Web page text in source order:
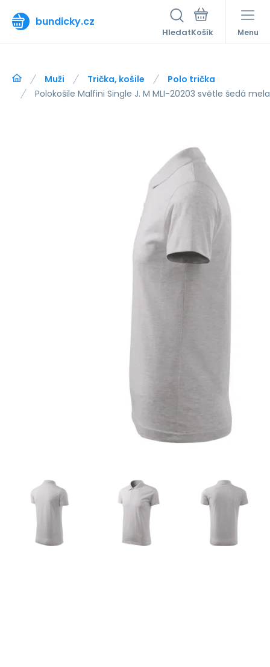
bundicky.cz
Hledat Menu
Muži Trička, košile
Polo trička
Polokošile Malfini Single J. M MLI-20203 světle šedá